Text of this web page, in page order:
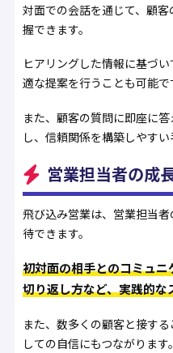
対面での会話を通じて、顧
握できます。
ヒアリングした情報に基づ
適な提案を行うことも可能で
また、顧客の質問に即座に
し、信頼関係を構築しやすい
営業担当者の成
飛び込み営業は、営業担当
待できます。
初対面の相手とのコミュ
切り返し方など、実践的
また、数多くの顧客と接す
しての自信にもつながります。